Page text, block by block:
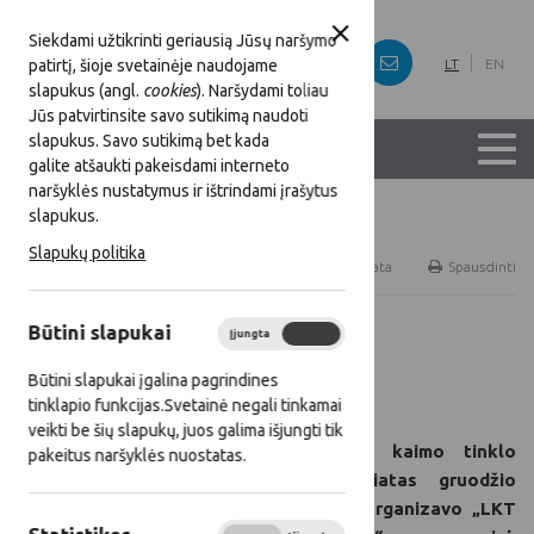
Siekdami užtikrinti geriausią Jūsų naršymo
patirtį, šioje svetainėje naudojame
slapukus (angl. cookies). Naršydami toliau
Jūs patvirtinsite savo sutikimą naudoti
slapukus. Savo sutikimą bet kada
galite atšaukti pakeisdami interneto
naršyklės nustatymus ir ištrindami įrašytus
slapukus.
Slapukų politika
Būtini slapukai Įjungta
Būtini slapukai įgalina pagrindines
tinklapio funkcijas.Svetainė negali tinkamai
veikti be šių slapukų, juos galima išjungti tik
pakeitus naršyklės nuostatas.
LT EN
Titulinis
Spausdinti
Naujienų prenumerata
Visos naujienos
2025 12 10
Lietuvos kaimo tinklo
sekretoriatas gruodžio
10 d. organizavo „LKT